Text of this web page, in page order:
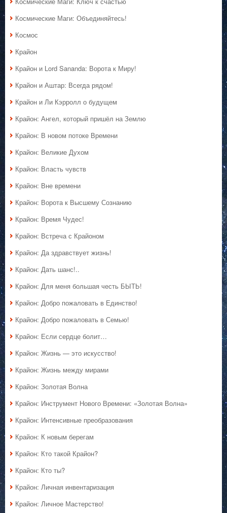
Космические Маги: Объединяйтесь!
Космос
Крайон
Крайон и Lord Sananda: Ворота к Миру!
Крайон и Аштар: Всегда рядом!
Крайон и Ли Кэрролл о будущем
Крайон: Ангел, который пришёл на Землю
Крайон: В новом потоке Времени
Крайон: Великие Духом
Крайон: Власть чувств
Крайон: Вне времени
Крайон: Ворота к Высшему Сознанию
Крайон: Время Чудес!
Крайон: Встреча с Крайоном
Крайон: Да здравствует жизнь!
Крайон: Дать шанс!..
Крайон: Для меня большая честь БЫТЬ!
Крайон: Добро пожаловать в Единство!
Крайон: Добро пожаловать в Семью!
Крайон: Если сердце болит…
Крайон: Жизнь — это искусство!
Крайон: Жизнь между мирами
Крайон: Золотая Волна
Крайон: Инструмент Нового Времени: «Золотая Волна»
Крайон: Интенсивные преобразования
Крайон: К новым берегам
Крайон: Кто такой Крайон?
Крайон: Кто ты?
Крайон: Личная инвентаризация
Крайон: Личное Мастерство!